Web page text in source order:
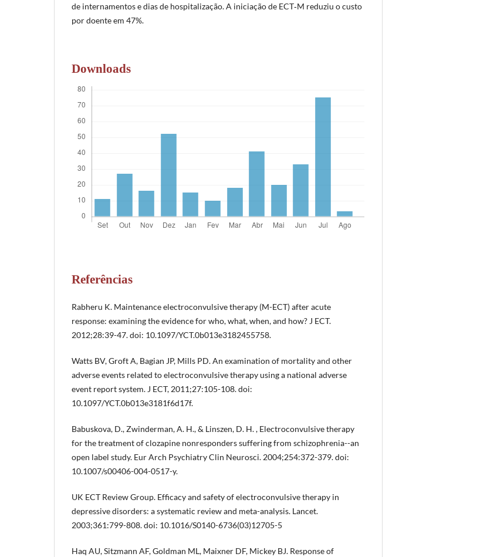
de internamentos e dias de hospitalização. A iniciação de ECT‑M reduziu o custo
por doente em 47%.
Downloads
Referências
Rabheru K. Maintenance electroconvulsive therapy (M-ECT) after acute
response: examining the evidence for who, what, when, and how? J ECT.
2012;28:39-47. doi: 10.1097/YCT.0b013e3182455758.
Watts BV, Groft A, Bagian JP, Mills PD. An examination of mortality and other
adverse events related to electroconvulsive therapy using a national adverse
event report system. J ECT, 2011;27:105-108. doi:
10.1097/YCT.0b013e3181f6d17f.
Babuskova, D., Zwinderman, A. H., & Linszen, D. H. , Electroconvulsive therapy
for the treatment of clozapine nonresponders suffering from schizophrenia--an
open label study. Eur Arch Psychiatry Clin Neurosci. 2004;254:372-379. doi:
10.1007/s00406-004-0517-y.
UK ECT Review Group. Efficacy and safety of electroconvulsive therapy in
depressive disorders: a systematic review and meta-analysis. Lancet.
2003;361:799-808. doi: 10.1016/S0140-6736(03)12705-5
Haq AU, Sitzmann AF, Goldman ML, Maixner DF, Mickey BJ. Response of